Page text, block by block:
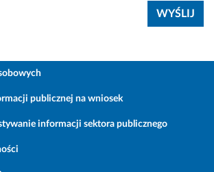
publicznej na wniosek
informacji sektora publicznego